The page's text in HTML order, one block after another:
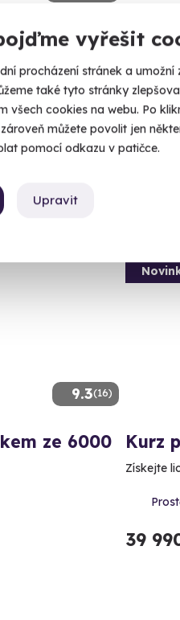
vyřešit
procházení stránek a umožní
také tyto stránky
všech cookies na webu. Po
můžete povolit jen
pomocí odkazu v patičce.
Upravit
Udělejte
(+ 4
2 990 Kč
9.3(16)
ze 6000
Kurz
Získejte
39